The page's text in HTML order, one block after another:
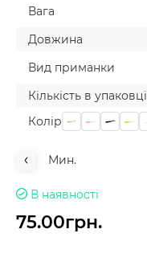
Вага
Довжина
Вид приманки
Кількість в упаковці
Колiр
Мин.
В наявності
75.00грн.